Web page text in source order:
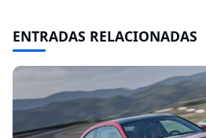
ENTRADAS RELACIONADAS